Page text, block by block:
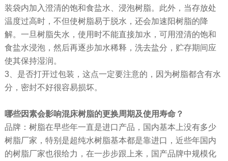
装袋内加入澄清的饱和食盐水、浸泡树脂。此外，当存放处
温度过高时，不但使树脂易于脱水，还会加速阳树脂的降
解。一旦树脂失水，使用时不能直接加水，可用澄清的饱和
食盐水浸泡，然后再逐步加水稀释，洗去盐分，贮存期间应
使其保持湿润。
3、是否打开过包装，这点一定要注意的，因为树脂都含有水
分，密封不好很容易损坏。
哪些因素会影响混床树脂的更换周期及使用寿命？
品牌：树脂在早些年一直是进口产品，国内基本上没有多少
树脂厂家，特别是超纯水树脂基本都是靠进口，近些年国内
的树脂厂家也很给力，在一步步跟上来，国产品牌中规模化